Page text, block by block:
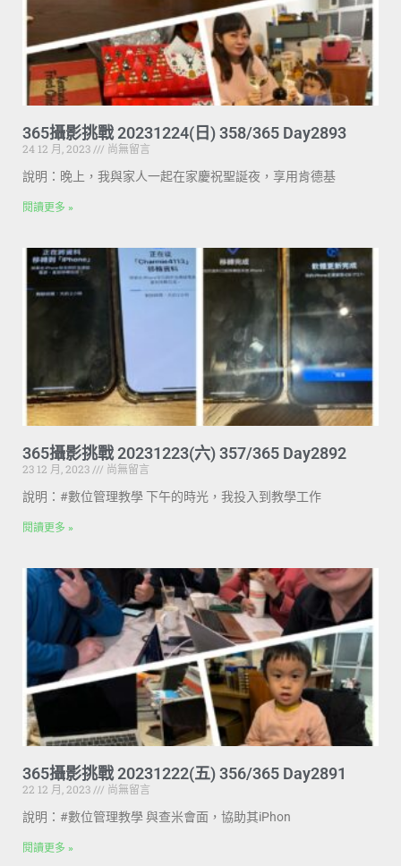
365攝影挑戰 20231224(日) 358/365 Day2893
24 12 月, 2023
尚無留言
說明：晚上，我與家人一起在家慶祝聖誕夜，享用肯德基
閱讀更多 »
365攝影挑戰 20231223(六) 357/365 Day2892
23 12 月, 2023
尚無留言
說明：#數位管理教學 下午的時光，我投入到教學工作
閱讀更多 »
365攝影挑戰 20231222(五) 356/365 Day2891
22 12 月, 2023
尚無留言
說明：#數位管理教學 與查米會面，協助其iPhon
閱讀更多 »